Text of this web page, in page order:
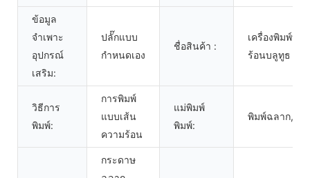
ข้อมูล
จำเพาะ
อุปกรณ์
เสริม:
ปลั๊กแบบ
กำหนดเอง
ชื่อสินค้า :
เครื่องพิมพ์บา
ร้อนบลูทูธ
วิธีการ
พิมพ์:
การพิมพ์
แบบเส้น
ความร้อน
แม่พิมพ์
พิมพ์:
พิมพ์ฉลาก, พิม
กระดาษ